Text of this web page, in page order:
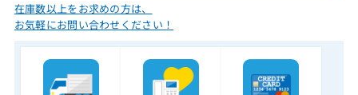
在庫数以上をお求めの方は、
お気軽にお問い合わせください！